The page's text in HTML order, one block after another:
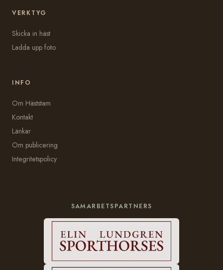
VERKTYG
Skicka in häst
Ladda upp foto
INFO
Om Häststam
Kontakt
Länkar
Om publicering
Integritetspolicy
SAMARBETSPARTNERS